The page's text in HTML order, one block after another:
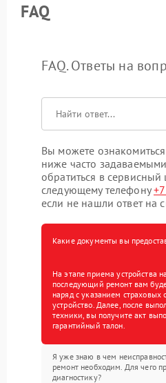
FAQ
FAQ. Ответы на
Вы можете
ниже часто
обратиться в сервисный
следующему телефону
если не нашли ответ на
Какие документы вы
На этапе приема устройства
последующий ремонт вам
наряд с указанием страховых
устройство. Далее, после
техники, вы получите акт
гарантийный талон.
Я уже знаю в чем
ремонт необходим. Для чего
диагностику?